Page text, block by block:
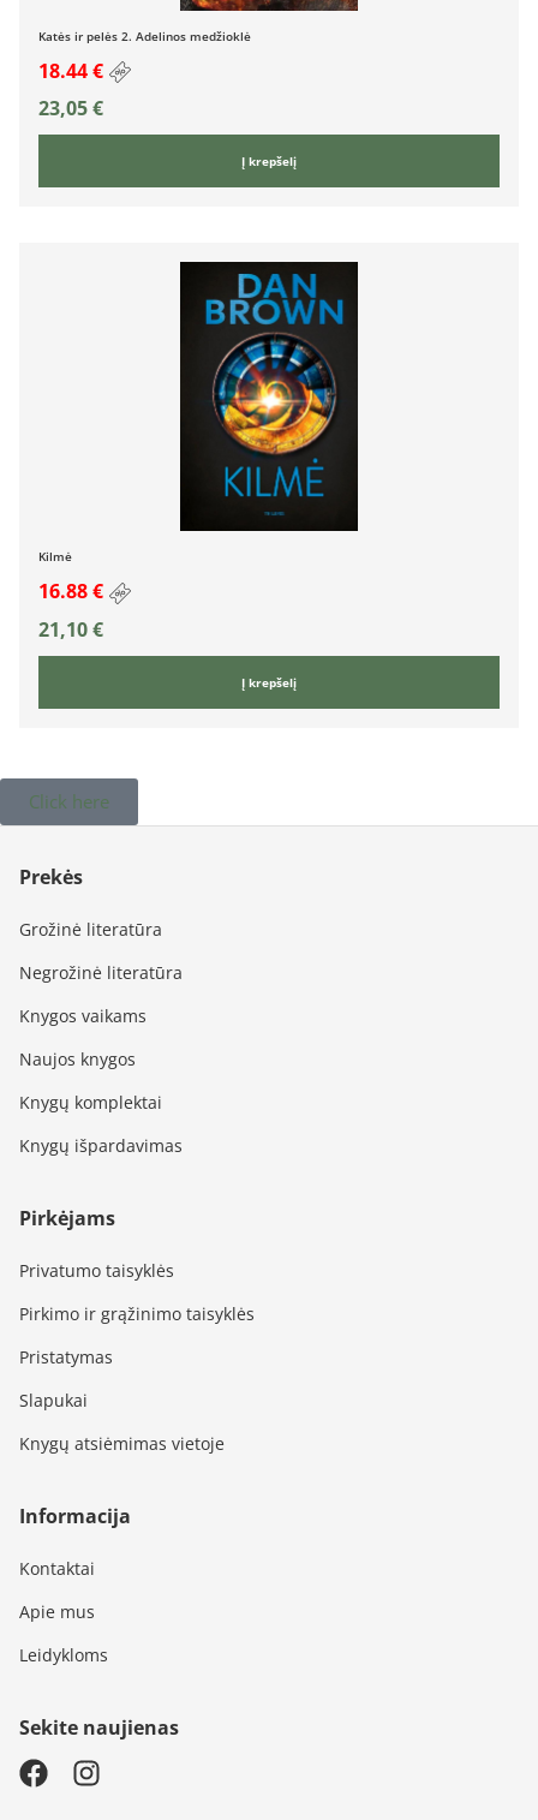
Katės ir pelės 2. Adelinos medžioklė
18.44 €
23,05€
Į krepšelį
Kilmė
16.88 €
21,10€
Į krepšelį
Click here
Prekės
Grožinė literatūra
Negrožinė literatūra
Knygos vaikams
Naujos knygos
Knygų komplektai
Knygų išpardavimas
Pirkėjams
Privatumo taisyklės
Pirkimo ir grąžinimo taisyklės
Pristatymas
Slapukai
Knygų atsiėmimas vietoje
Informacija
Kontaktai
Apie mus
Leidykloms
Sekite naujienas